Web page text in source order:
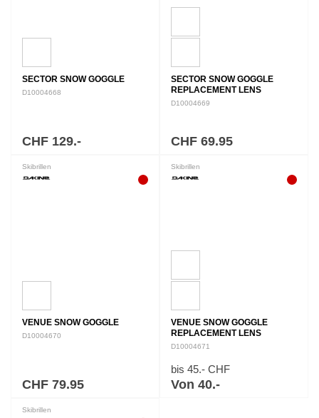
SECTOR SNOW GOGGLE
D10004668
CHF 129.-
SECTOR SNOW GOGGLE
REPLACEMENT LENS
D10004669
CHF 69.95
Skibrillen
VENUE SNOW GOGGLE
D10004670
CHF 79.95
Skibrillen
VENUE SNOW GOGGLE
REPLACEMENT LENS
D10004671
bis 45.- CHF
Von 40.-
Skibrillen